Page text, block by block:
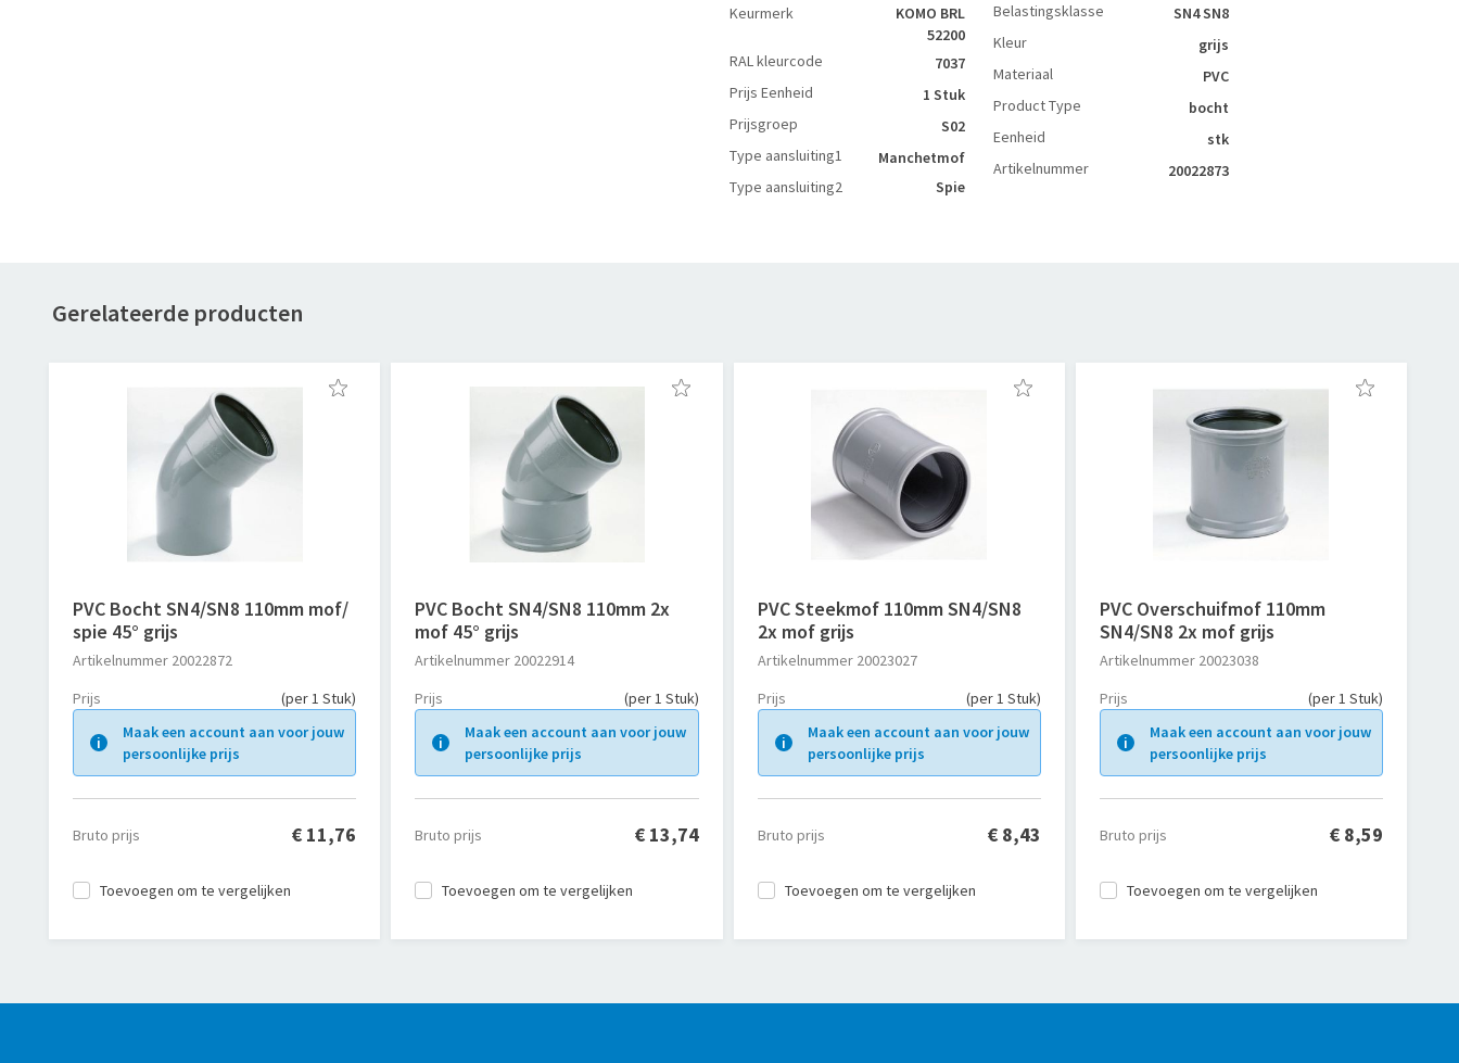
Keurmerk
KOMO BRL
52200
RAL kleurcode
7037
Prijs Eenheid
1 Stuk
Prijsgroep
S02
Type aansluiting1
Manchetmof
Type aansluiting2
Spie
Belastingsklasse
SN4 SN8
Kleur
grijs
Materiaal
PVC
Product Type
bocht
Eenheid
stk
Artikelnummer
20022873
Gerelateerde producten
PVC Bocht SN4/SN8 110mm mof/
spie 45° grijs
Artikelnummer 20022872
Prijs
(per 1 Stuk)
Maak een account aan voor jouw
persoonlijke prijs
Bruto prijs € 11,76
Toevoegen om te vergelijken
PVC Bocht SN4/SN8 110mm 2x
mof 45° grijs
Artikelnummer 20022914
Prijs
(per 1 Stuk)
Maak een account aan voor jouw
persoonlijke prijs
Bruto prijs € 13,74
Toevoegen om te vergelijken
PVC Steekmof 110mm SN4/SN8
2x mof grijs
Artikelnummer 20023027
Prijs
(per 1 Stuk)
Maak een account aan voor jouw
persoonlijke prijs
Bruto prijs € 8,43
Toevoegen om te vergelijken
PVC Overschuifmof 110mm
SN4/SN8 2x mof grijs
Artikelnummer 20023038
Prijs
(per 1 Stuk)
Maak een account aan voor jouw
persoonlijke prijs
Bruto prijs € 8,59
Toevoegen om te vergelijken